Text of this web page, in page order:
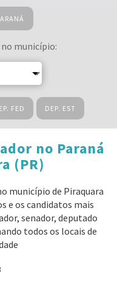
município:
FED DEP. EST
no Paraná
(PR)
município de Piraquara
e os candidatos mais
senador, deputado
todos os locais de